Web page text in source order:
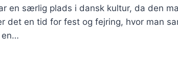
en særlig plads i dansk kultur, da den
det en tid for fest og fejring, hvor man
en…